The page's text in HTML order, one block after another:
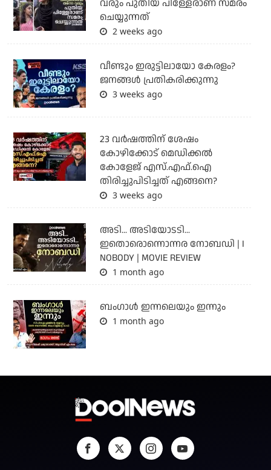
വരും പുതിയ പിള്ളേരാണ് സമരം
ചെയ്യുന്നത്
2 weeks ago
വീണ്ടും ഇരുട്ടിലായോ കേരളം?
ജനങ്ങൾ പ്രതികരിക്കുന്നു
3 weeks ago
23 വർഷത്തിന് ശേഷം
കോഴിക്കോട് മെഡിക്കൽ
കോളേജ് എസ്.എഫ്.ഐ
തിരിച്ചുപിടിച്ചത് എങ്ങനെ?
3 weeks ago
അടി... അടിയോടടി...
ഇതൊരൊന്നൊന്നര നോബഡി | I
NOBODY | MOVIE REVIEW
1 month ago
ബംഗാള്‍ ഇന്നലെയും ഇന്നും
1 month ago